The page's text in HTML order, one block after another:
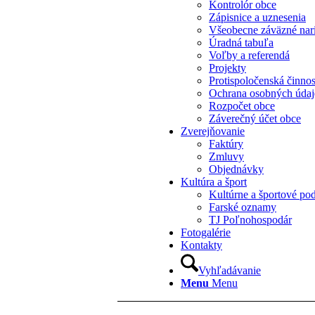
Kontrolór obce
Zápisnice a uznesenia
Všeobecne záväzné
Úradná tabuľa
Voľby a referendá
Projekty
Protispoločenská
Ochrana osobných
Rozpočet obce
Záverečný účet obce
Zverejňovanie
Faktúry
Zmluvy
Objednávky
Kultúra a šport
Kultúrne a športové
Farské oznamy
TJ Poľnohospodár
Fotogalérie
Kontakty
Vyhľadávanie
Menu Menu